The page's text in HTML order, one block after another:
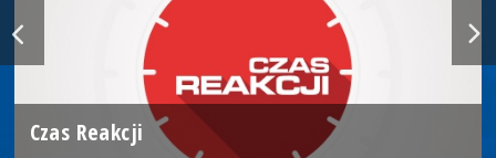
Czas Reakcji